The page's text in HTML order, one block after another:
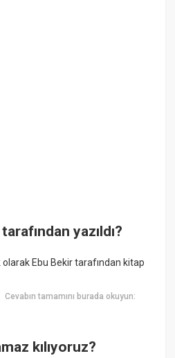
yazıldı?
Ebu Bekir tarafından kitap
Cevabın tamamını burada okuyun:
kılıyoruz?